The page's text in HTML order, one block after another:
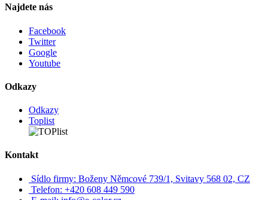
Najdete nás
Facebook
Twitter
Google
Youtube
Odkazy
Odkazy
Toplist
Kontakt
Sídlo firmy: Boženy Němcové 739/1, Svitavy 568 02, CZ
Telefon: +420 608 449 590